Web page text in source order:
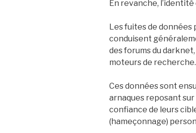
En revanche,
Les fuites de
conduisent
des forums du
moteurs de recherche.
Ces données sont
arnaques reposant sur
confiance de leurs
(hameçonnage)